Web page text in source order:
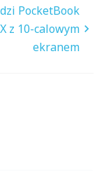
PocketBook
z 10-calowym
ekranem